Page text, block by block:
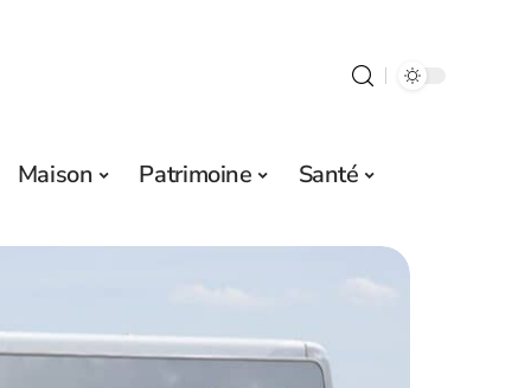
Maison Patrimoine Santé